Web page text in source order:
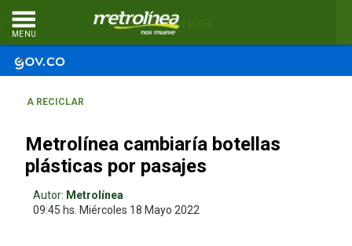
MENU
A RECICLAR
Metrolínea cambiaría botellas
plásticas por pasajes
Autor: Metrolínea
09:45 hs. Miércoles 18 Mayo 2022
Comentarios